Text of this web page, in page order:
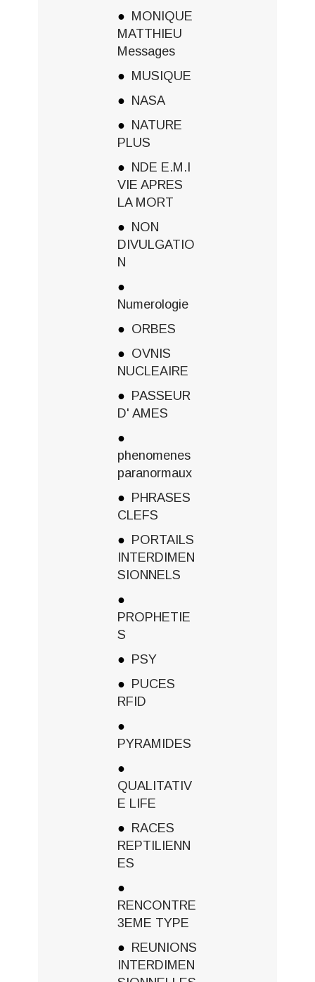
MONIQUE
MATTHIEU
Messages
MUSIQUE
NASA
NATURE
PLUS
NDE E.M.I
VIE APRES
LA MORT
NON
DIVULGATIO
N
Numerologie
ORBES
OVNIS
NUCLEAIRE
PASSEUR
D' AMES
phenomenes
paranormaux
PHRASES
CLEFS
PORTAILS
INTERDIMEN
SIONNELS
PROPHETIE
S
PSY
PUCES
RFID
PYRAMIDES
QUALITATIV
E LIFE
RACES
REPTILIENN
ES
RENCONTRE
3EME TYPE
REUNIONS
INTERDIMEN